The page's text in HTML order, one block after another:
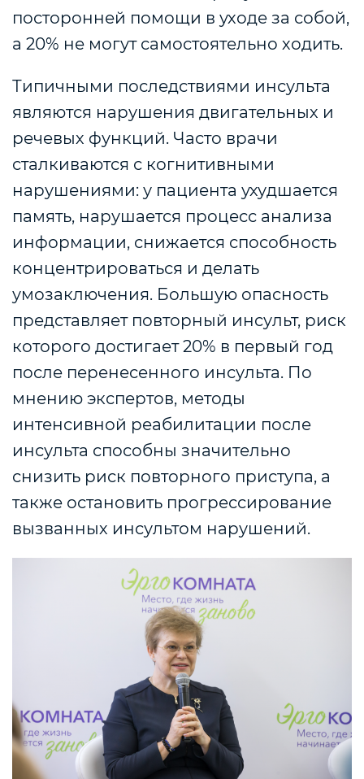
посторонней помощи в уходе за собой,
а 20% не могут самостоятельно ходить.
Типичными последствиями инсульта
являются нарушения двигательных и
речевых функций. Часто врачи
сталкиваются с когнитивными
нарушениями: у пациента ухудшается
память, нарушается процесс анализа
информации, снижается способность
концентрироваться и делать
умозаключения. Большую опасность
представляет повторный инсульт, риск
которого достигает 20% в первый год
после перенесенного инсульта. По
мнению экспертов, методы
интенсивной реабилитации после
инсульта способны значительно
снизить риск повторного приступа, а
также остановить прогрессирование
вызванных инсультом нарушений.